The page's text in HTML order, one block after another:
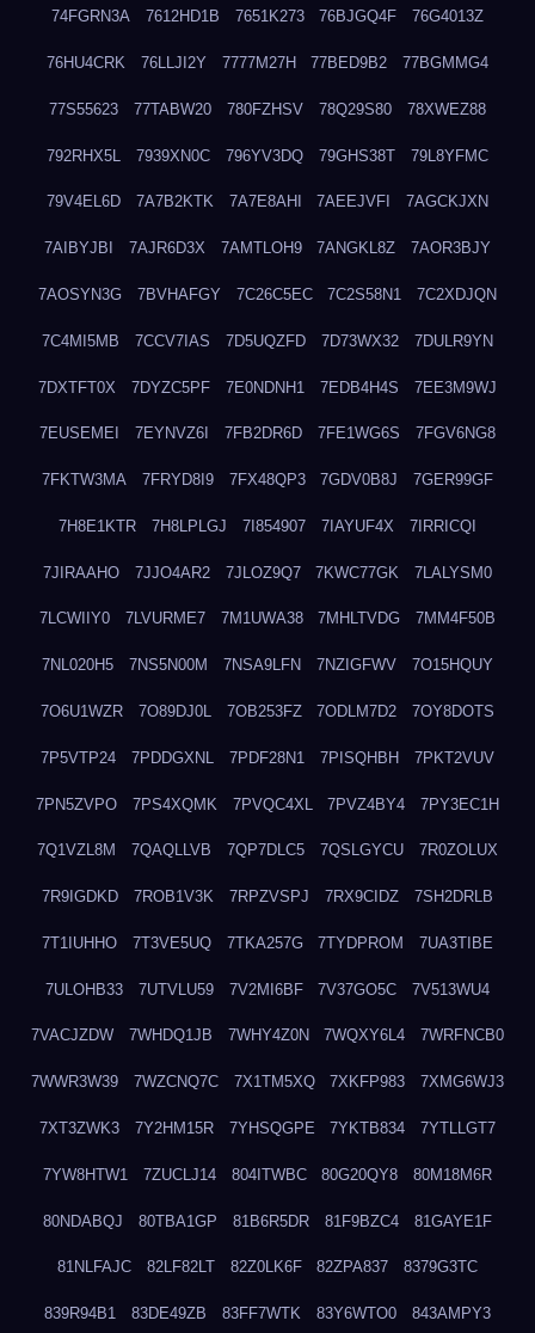
74FGRN3A 7612HD1B 7651K273 76BJGQ4F 76G4013Z
76HU4CRK 76LLJI2Y 7777M27H 77BED9B2 77BGMMG4
77S55623 77TABW20 780FZHSV 78Q29S80 78XWEZ88
792RHX5L 7939XN0C 796YV3DQ 79GHS38T 79L8YFMC
79V4EL6D 7A7B2KTK 7A7E8AHI 7AEEJVFI 7AGCKJXN
7AIBYJBI 7AJR6D3X 7AMTLOH9 7ANGKL8Z 7AOR3BJY
7AOSYN3G 7BVHAFGY 7C26C5EC 7C2S58N1 7C2XDJQN
7C4MI5MB 7CCV7IAS 7D5UQZFD 7D73WX32 7DULR9YN
7DXTFT0X 7DYZC5PF 7E0NDNH1 7EDB4H4S 7EE3M9WJ
7EUSEMEI 7EYNVZ6I 7FB2DR6D 7FE1WG6S 7FGV6NG8
7FKTW3MA 7FRYD8I9 7FX48QP3 7GDV0B8J 7GER99GF
7H8E1KTR 7H8LPLGJ 7I854907 7IAYUF4X 7IRRICQI
7JIRAAHO 7JJO4AR2 7JLOZ9Q7 7KWC77GK 7LALYSM0
7LCWIIY0 7LVURME7 7M1UWA38 7MHLTVDG 7MM4F50B
7NL020H5 7NS5N00M 7NSA9LFN 7NZIGFWV 7O15HQUY
7O6U1WZR 7O89DJ0L 7OB253FZ 7ODLM7D2 7OY8DOTS
7P5VTP24 7PDDGXNL 7PDF28N1 7PISQHBH 7PKT2VUV
7PN5ZVPO 7PS4XQMK 7PVQC4XL 7PVZ4BY4 7PY3EC1H
7Q1VZL8M 7QAQLLVB 7QP7DLC5 7QSLGYCU 7R0ZOLUX
7R9IGDKD 7ROB1V3K 7RPZVSPJ 7RX9CIDZ 7SH2DRLB
7T1IUHHO 7T3VE5UQ 7TKA257G 7TYDPROM 7UA3TIBE
7ULOHB33 7UTVLU59 7V2MI6BF 7V37GO5C 7V513WU4
7VACJZDW 7WHDQ1JB 7WHY4Z0N 7WQXY6L4 7WRFNCB0
7WWR3W39 7WZCNQ7C 7X1TM5XQ 7XKFP983 7XMG6WJ3
7XT3ZWK3 7Y2HM15R 7YHSQGPE 7YKTB834 7YTLLGT7
7YW8HTW1 7ZUCLJ14 804ITWBC 80G20QY8 80M18M6R
80NDABQJ 80TBA1GP 81B6R5DR 81F9BZC4 81GAYE1F
81NLFAJC 82LF82LT 82Z0LK6F 82ZPA837 8379G3TC
839R94B1 83DE49ZB 83FF7WTK 83Y6WTO0 843AMPY3